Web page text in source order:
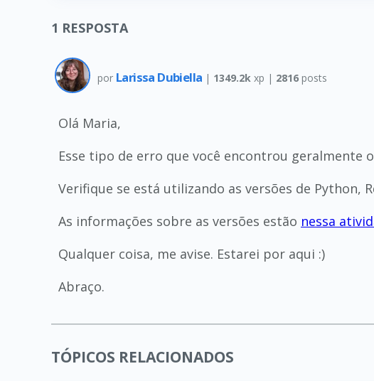
1 RESPOSTA
por Larissa Dubiella | 1349.2k xp | 2816posts
Olá Maria,
Esse tipo de erro que você encontrou geralmente
Verifique se está utilizando as versões de Python,
As informações sobre as versões estão nessa
Qualquer coisa, me avise. Estarei por aqui :)
Abraço.
TÓPICOS RELACIONADOS